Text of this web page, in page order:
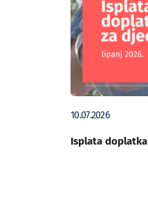
10.07.2026
Isplata